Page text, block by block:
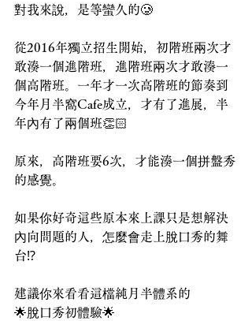
對我來說，是等蠻久的🥲
從2016年獨立招生開始，初階班兩次才
敢湊一個進階班，進階班兩次才敢湊一
個高階班。一年才一次高階班的節奏到
今年月半窩Cafe成立，才有了進展，半
年內有了兩個班👏🏻
原來，高階班要6次，才能湊一個拼盤秀
的感覺。
如果你好奇這些原本來上課只是想解決
內向問題的人，怎麼會走上脫口秀的舞
台⁉️
建議你來看看這檔純月半體系的
🌟脫口秀初體驗🌟